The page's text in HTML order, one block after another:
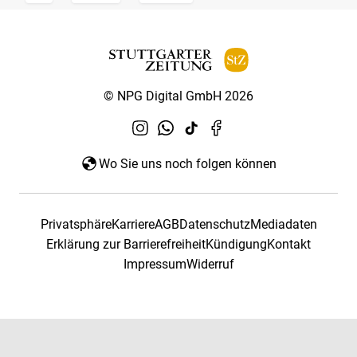
© NPG Digital GmbH 2026
Wo Sie uns noch folgen können
PrivatsphäreKarriereAGBDatenschutzMediadaten
Erklärung zur BarrierefreiheitKündigungKontakt
ImpressumWiderruf